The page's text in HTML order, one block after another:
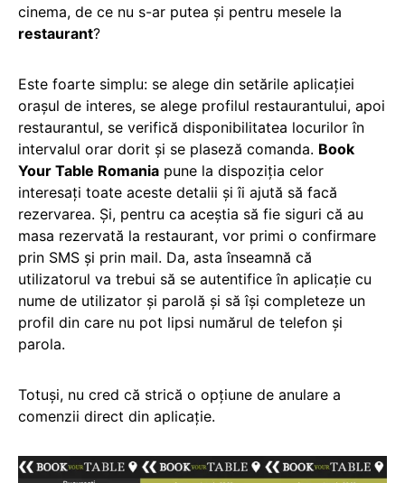
cinema, de ce nu s-ar putea şi pentru mesele la
restaurant?
Este foarte simplu: se alege din setările aplicaţiei
oraşul de interes, se alege profilul restaurantului, apoi
restaurantul, se verifică disponibilitatea locurilor în
intervalul orar dorit şi se plaseză comanda. Book
Your Table Romania pune la dispoziţia celor
interesaţi toate aceste detalii şi îi ajută să facă
rezervarea. Şi, pentru ca aceştia să fie siguri că au
masa rezervată la restaurant, vor primi o confirmare
prin SMS şi prin mail. Da, asta înseamnă că
utilizatorul va trebui să se autentifice în aplicaţie cu
nume de utilizator şi parolă şi să îşi completeze un
profil din care nu pot lipsi numărul de telefon şi
parola.
Totuşi, nu cred că strică o opţiune de anulare a
comenzii direct din aplicaţie.